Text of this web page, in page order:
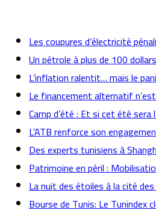
Les coupures d’électricité
Un pétrole à plus de 100
L’inflation ralentit… mais le
Le financement alternatif
Camp d’été : Et si cet été sera
L’ATB renforce son
Des experts tunisiens à
Patrimoine en péril :
La nuit des étoiles à la cité
Bourse de Tunis: Le Tunindex